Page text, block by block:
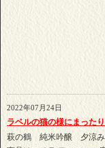
2022年07月24日
ラベルの猫の様にまった
萩の鶴 純米吟醸 夕涼